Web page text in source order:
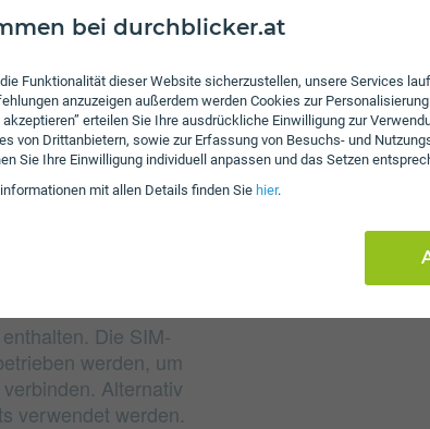
bei durchblicker.at
Funktionalität dieser Website sicherzustellen, unsere Services
anzuzeigen außerdem werden Cookies zur
erteilen Sie Ihre ausdrückliche Einwilligung zur
von Drittanbietern, sowie zur Erfassung von Besuchs- und
Sie Ihre Einwilligung individuell anpassen und das Setzen
mit allen Details finden Sie hier.
Nachdem das
Sie mit 64 Kbit/
eine
Die SIM-
werden, um
Alternativ
verwendet werden.